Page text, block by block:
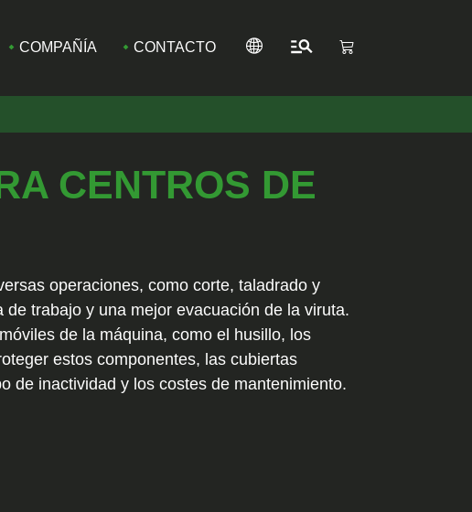
COMPAÑÍA CONTACTO
CENTROS DE
operaciones, como corte, taladrado y
trabajo y una mejor evacuación de la viruta.
de la máquina, como el husillo, los
estos componentes, las cubiertas
de inactividad y los costes de mantenimiento.